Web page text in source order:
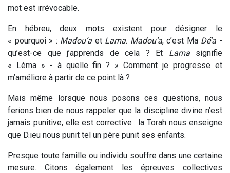
mot est irrévocable.
En hébreu, deux mots existent pour désigner le
« pourquoi » : Madou’a et Lama. Madou’a, c’est Ma Dé’a -
qu’est-ce que j’apprends de cela ? Et Lamasignifie
« Léma » - à quelle fin ? » Comment je progresse et
m’améliore à partir de ce point là ?
Mais même lorsque nous posons ces questions, nous
ferions bien de nous rappeler que la discipline divine n’est
jamais punitive, elle est corrective : la Torah nous enseigne
que D.ieu nous punit tel un père punit ses enfants.
Presque toute famille ou individu souffre dans une certaine
mesure. Citons également les épreuves collectives